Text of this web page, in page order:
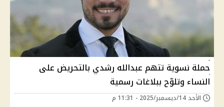
حملة نسوية تتهم عبدالله رشدي بالتحريض على
النساء وتلوّح ببلاغات رسمية
الأحد 14/ديسمبر/2025 - 11:31 م